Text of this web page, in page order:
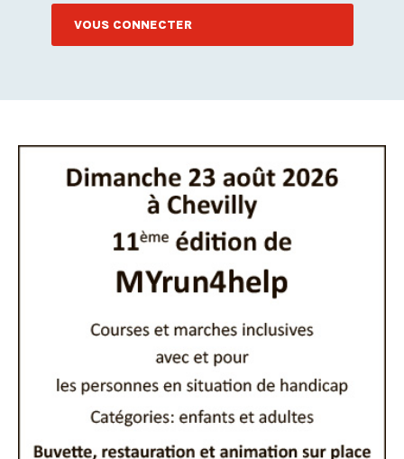
VOUS CONNECTER